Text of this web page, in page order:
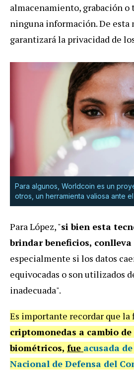
almacenamiento, grabación o
ninguna información. De esta
garantizará la privacidad de
Para algunos, Worldcoin es un
otros, un herramienta valiosa ante
Para López, "si bien esta
brindar beneficios, conlleva
especialmente si los datos
equivocadas o son utilizados
inadecuada".
Es importante recordar que la
criptomonedas a cambio
biométricos, fue acusada
Nacional de Defensa del